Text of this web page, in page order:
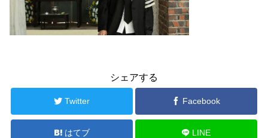
シェアする
Twitter Facebook
はてブ LINE